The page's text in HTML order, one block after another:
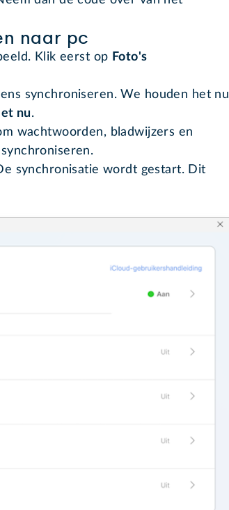
naar pc
Klik eerst op Foto's
synchroniseren. We houden het nu
nu.
wachtwoorden, bladwijzers en
synchronisatie wordt gestart. Dit